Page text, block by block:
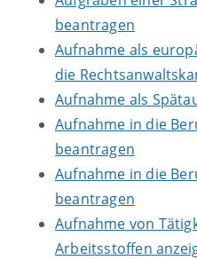
beantragen
Aufnahme als
die
Aufnahme als
Aufnahme in die
beantragen
Aufnahme in die
beantragen
Aufnahme von
Arbeitsstoffen